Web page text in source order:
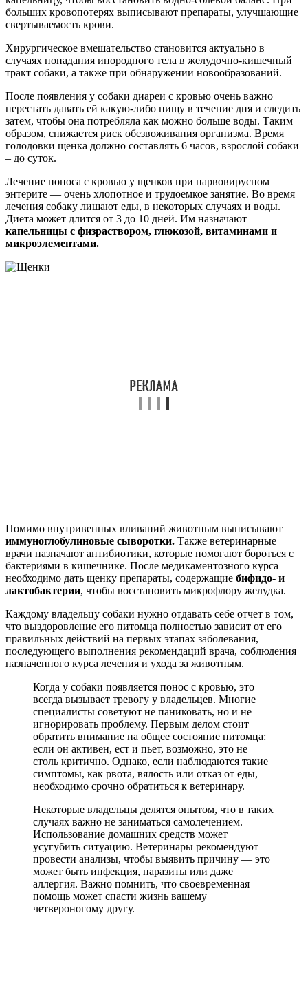
больших кровопотерях выписывают препараты, улучшающие
свертываемость крови.
Хирургическое вмешательство становится актуально в
случаях попадания инородного тела в желудочно-кишечный
тракт собаки, а также при обнаружении новообразований.
После появления у собаки диареи с кровью очень важно
перестать давать ей какую-либо пищу в течение дня и следить
затем, чтобы она потребляла как можно больше воды. Таким
образом, снижается риск обезвоживания организма. Время
голодовки щенка должно составлять 6 часов, взрослой собаки
– до суток.
Лечение поноса с кровью у щенков при парвовирусном
энтерите — очень хлопотное и трудоемкое занятие. Во время
лечения собаку лишают еды, в некоторых случаях и воды.
Диета может длится от 3 до 10 дней. Им назначают
капельницы с физраствором, глюкозой, витаминами и
микроэлементами.
Помимо внутривенных вливаний животным выписывают
иммуноглобулиновые сыворотки. Также ветеринарные
врачи назначают антибиотики, которые помогают бороться с
бактериями в кишечнике. После медикаментозного курса
необходимо дать щенку препараты, содержащие бифидо- и
лактобактерии, чтобы восстановить микрофлору желудка.
Каждому владельцу собаки нужно отдавать себе отчет в том,
что выздоровление его питомца полностью зависит от его
правильных действий на первых этапах заболевания,
последующего выполнения рекомендаций врача, соблюдения
назначенного курса лечения и ухода за животным.
Когда у собаки появляется понос с кровью, это
всегда вызывает тревогу у владельцев. Многие
специалисты советуют не паниковать, но и не
игнорировать проблему. Первым делом стоит
обратить внимание на общее состояние питомца:
если он активен, ест и пьет, возможно, это не
столь критично. Однако, если наблюдаются такие
симптомы, как рвота, вялость или отказ от еды,
необходимо срочно обратиться к ветеринару.
Некоторые владельцы делятся опытом, что в таких
случаях важно не заниматься самолечением.
Использование домашних средств может
усугубить ситуацию. Ветеринары рекомендуют
провести анализы, чтобы выявить причину — это
может быть инфекция, паразиты или даже
аллергия. Важно помнить, что своевременная
помощь может спасти жизнь вашему
четвероногому другу.